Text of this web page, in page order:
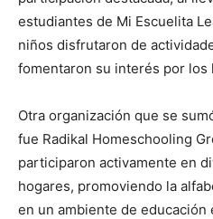
estudiantes de Mi Escuelita
niños disfrutaron de
fomentaron su interés por los
Otra organización que se
fue Radikal Homeschooling
participaron activamente en
hogares, promoviendo la
en un ambiente de educación